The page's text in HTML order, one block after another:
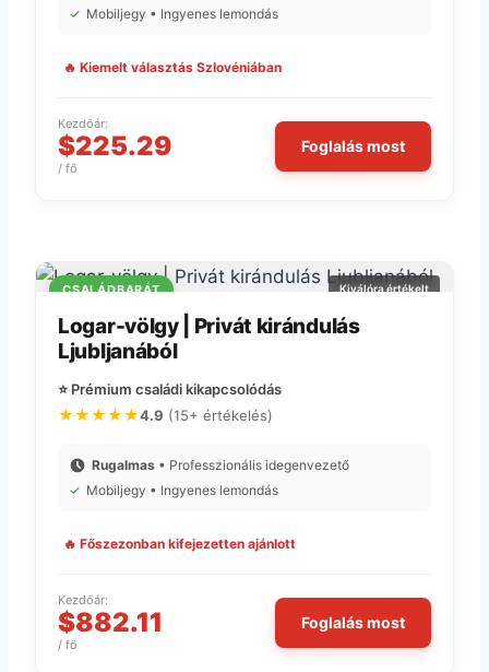
✓ Mobiljegy • Ingyenes lemondás
🔥 Kiemelt választás Szlovéniában
Kezdőár:
$225.29
/ fő
Foglalás most
CSALÁDBARÁT Kiválóra értékelt
Logar-völgy | Privát kirándulás
Ljubljanából
⭐ Prémium családi kikapcsolódás
★★★★★4.9 (15+ értékelés)
Rugalmas • Professzionális idegenvezető
✓ Mobiljegy • Ingyenes lemondás
🔥 Főszezonban kifejezetten ajánlott
Kezdőár:
$882.11
/ fő
Foglalás most